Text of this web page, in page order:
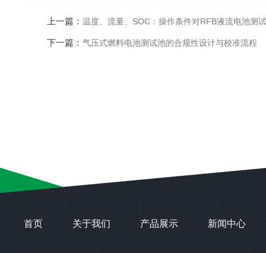
上一篇： 温度、流量、SOC：操作条件对RFB液流电池测
下一篇： 气压式燃料电池测试池的合规性设计与校准流程
首页 关于我们 产品展示 新闻中心